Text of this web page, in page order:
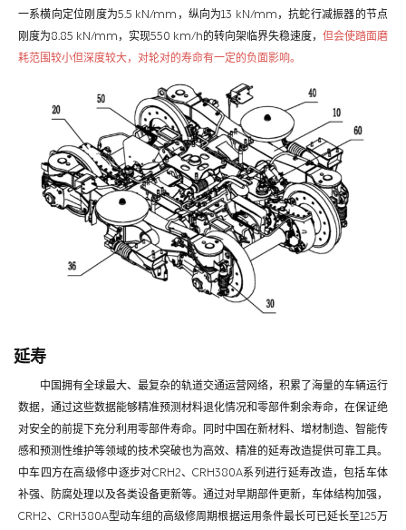
一系横向定位刚度为5.5 kN/mm，纵向为13 kN/mm，抗蛇行减振器的节点
刚度为8.85 kN/mm，实现550 km/h的转向架临界失稳速度， 但会使踏面磨
耗范围较小但深度较大，对轮对的寿命有一定的负面影响。
延寿
中国拥有全球最大、最复杂的轨道交通运营网络，积累了海量的车辆运行
数据，通过这些数据能够精准预测材料退化情况和零部件剩余寿命，在保证绝
对安全的前提下充分利用零部件寿命。同时中国在新材料、增材制造、智能传
感和预测性维护等领域的技术突破也为高效、精准的延寿改造提供可靠工具。
中车四方在高级修中逐步对CRH2、CRH380A系列进行延寿改造，包括车体
补强、防腐处理以及各类设备更新等。通过对早期部件更新，车体结构加强，
CRH2、CRH380A型动车组的高级修周期根据运用条件最长可已延长至125万